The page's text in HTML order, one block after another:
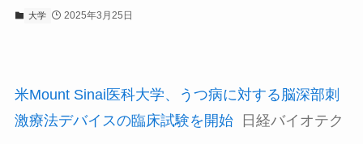
大学 2025年3月25日
米Mount Sinai医科大学、うつ病に対する脳深部刺
激療法デバイスの臨床試験を開始
日経バイオテク